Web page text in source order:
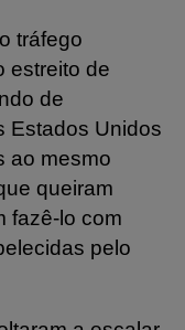
tráfego
estreito de
de
Estados Unidos
ao mesmo
queiram
fazê-lo com
pelo